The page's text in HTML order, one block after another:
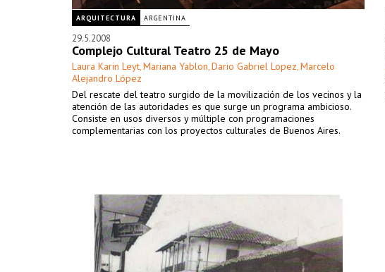
ARQUITECTURA ARGENTINA
29.5.2008
Complejo Cultural Teatro 25 de Mayo
Laura Karin Leyt, Mariana Yablon, Dario Gabriel Lopez, Marcelo
Alejandro López
Del rescate del teatro surgido de la movilización de los vecinos y la
atención de las autoridades es que surge un programa ambicioso.
Consiste en usos diversos y múltiple con programaciones
complementarias con los proyectos culturales de Buenos Aires.